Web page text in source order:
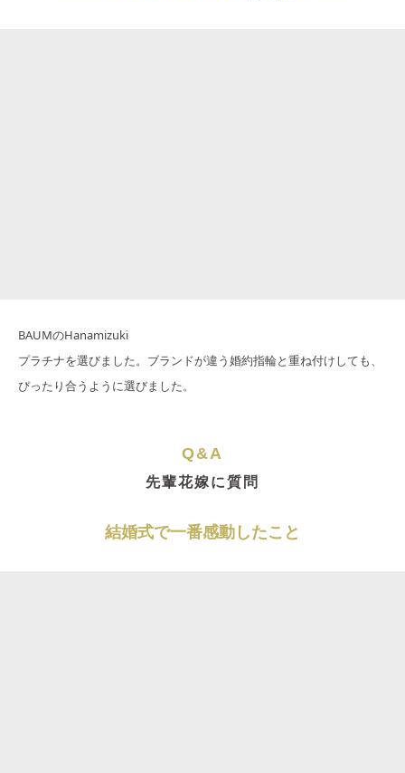
BAUMのHanamizuki
プラチナを選びました。ブランドが違う婚約指輪と重ね付けしても、
ぴったり合うように選びました。
Q&A
先輩花嫁に質問
結婚式で一番感動したこと